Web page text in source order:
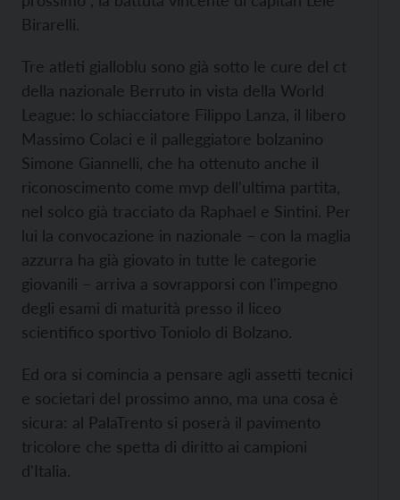
Birarelli.
Tre atleti gialloblu sono già sotto le cure del ct
della nazionale Berruto in vista della World
League: lo schiacciatore Filippo Lanza, il libero
Massimo Colaci e il palleggiatore bolzanino
Simone Giannelli, che ha ottenuto anche il
riconoscimento come mvp dell'ultima partita,
nel solco già tracciato da Raphael e Sintini. Per
lui la convocazione in nazionale – con la maglia
azzurra ha già giovato in tutte le categorie
giovanili – arriva a sovrapporsi con l'impegno
degli esami di maturità presso il liceo
scientifico sportivo Toniolo di Bolzano.
Ed ora si comincia a pensare agli assetti tecnici
e societari del prossimo anno, ma una cosa è
sicura: al PalaTrento si poserà il pavimento
tricolore che spetta di diritto ai campioni
d'Italia.